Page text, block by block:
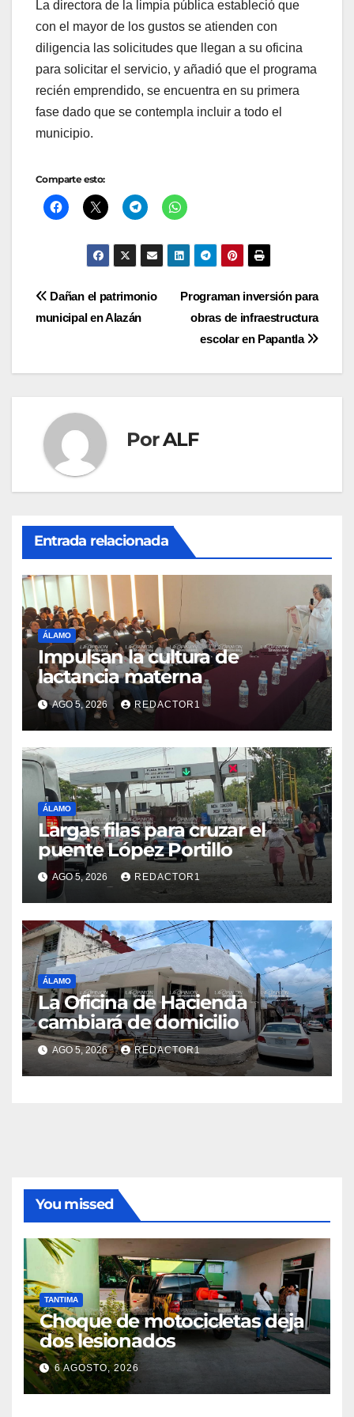
La directora de la limpia pública estableció que
con el mayor de los gustos se atienden con
diligencia las solicitudes que llegan a su oficina
para solicitar el servicio, y añadió que el programa
recién emprendido, se encuentra en su primera
fase dado que se contempla incluir a todo el
municipio.
Comparte esto:
Navegación
entradas
Programan inversión para
obras de infraestructura
escolar en Papantla
Dañan el patrimonio
municipal en Alazán
PorALF
Entrada relacionada
ÁLAMO
Impulsan la cultura de
lactancia materna
AGO 5, 2026 REDACTOR1
ÁLAMO
Largas filas para cruzar el
puente López Portillo
AGO 5, 2026 REDACTOR1
ÁLAMO
La Oficina de Hacienda
cambiará de domicilio
AGO 5, 2026 REDACTOR1
You missed
TANTIMA
Choque de motocicletas deja
dos lesionados
6 AGOSTO, 2026